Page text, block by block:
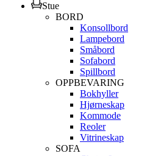
Stue
BORD
Konsollbord
Lampebord
Småbord
Sofabord
Spillbord
OPPBEVARING
Bokhyller
Hjørneskap
Kommode
Reoler
Vitrineskap
SOFA